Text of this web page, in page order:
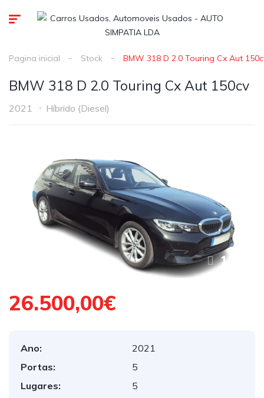
Pagina inicial Stock BMW 318 D 2.0 Touring Cx Aut
BMW 318 D 2.0 Touring Cx Aut 150cv
2021 Híbrido (Diesel)
1
26.500,00€
Ano:
2021
Portas:
5
Lugares:
5